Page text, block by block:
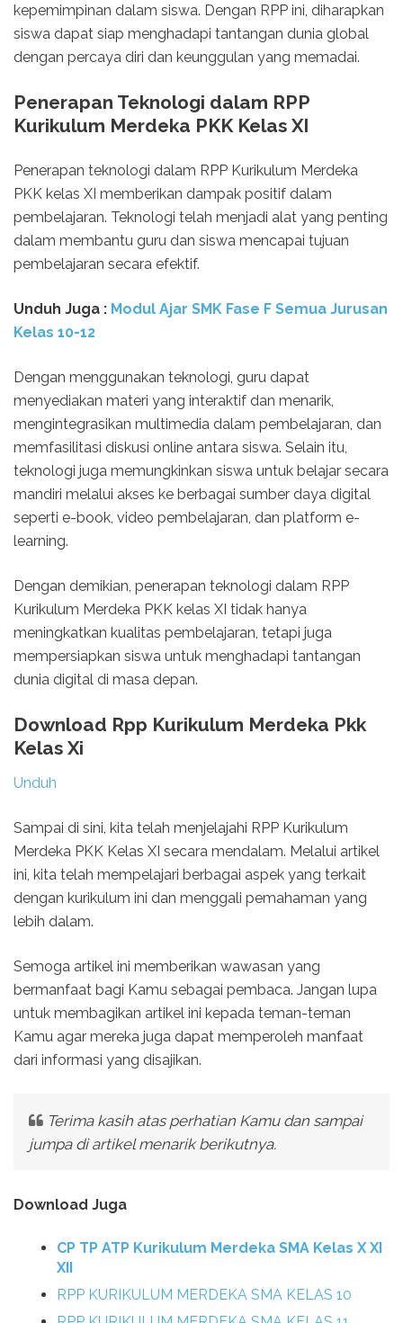
kepemimpinan dalam siswa. Dengan RPP ini, diharapkan
siswa dapat siap menghadapi tantangan dunia global
dengan percaya diri dan keunggulan yang memadai.
Penerapan Teknologi dalam RPP
Kurikulum Merdeka PKK Kelas XI
Penerapan teknologi dalam RPP Kurikulum Merdeka
PKK kelas XI memberikan dampak positif dalam
pembelajaran. Teknologi telah menjadi alat yang penting
dalam membantu guru dan siswa mencapai tujuan
pembelajaran secara efektif.
Unduh Juga : Modul Ajar SMK Fase F Semua Jurusan
Kelas 10-12
Dengan menggunakan teknologi, guru dapat
menyediakan materi yang interaktif dan menarik,
mengintegrasikan multimedia dalam pembelajaran, dan
memfasilitasi diskusi online antara siswa. Selain itu,
teknologi juga memungkinkan siswa untuk belajar secara
mandiri melalui akses ke berbagai sumber daya digital
seperti e-book, video pembelajaran, dan platform e-
learning.
Dengan demikian, penerapan teknologi dalam RPP
Kurikulum Merdeka PKK kelas XI tidak hanya
meningkatkan kualitas pembelajaran, tetapi juga
mempersiapkan siswa untuk menghadapi tantangan
dunia digital di masa depan.
Download Rpp Kurikulum Merdeka Pkk
Kelas Xi
Unduh
Sampai di sini, kita telah menjelajahi RPP Kurikulum
Merdeka PKK Kelas XI secara mendalam. Melalui artikel
ini, kita telah mempelajari berbagai aspek yang terkait
dengan kurikulum ini dan menggali pemahaman yang
lebih dalam.
Semoga artikel ini memberikan wawasan yang
bermanfaat bagi Kamu sebagai pembaca. Jangan lupa
untuk membagikan artikel ini kepada teman-teman
Kamu agar mereka juga dapat memperoleh manfaat
dari informasi yang disajikan.
Terima kasih atas perhatian Kamu dan sampai
jumpa di artikel menarik berikutnya.
Download Juga
CP TP ATP Kurikulum Merdeka SMA Kelas X XI
XII
RPP KURIKULUM MERDEKA SMA KELAS 10